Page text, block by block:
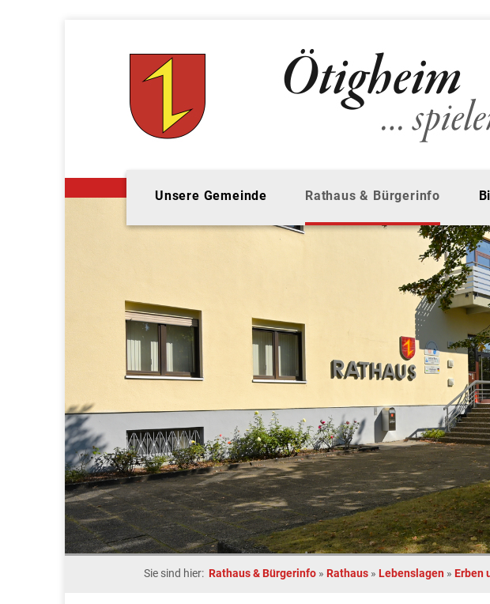
Unsere Gemeinde Rathaus & Bürgerinfo
Sie sind hier: Rathaus & Bürgerinfo » Rathaus » Lebenslagen » Erben